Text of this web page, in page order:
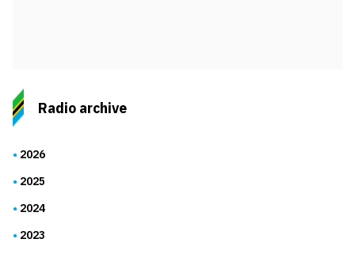
Radio archive
2026
2025
2024
2023